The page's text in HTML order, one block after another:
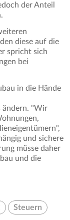
der Anteil
diese auf die
spricht sich
bei
in die Hände
ändern. "Wir
und sichere
müsse daher
und die
Steuern